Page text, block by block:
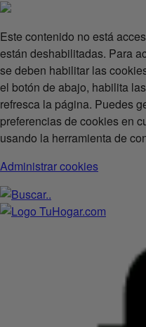
Este contenido no está
están deshabilitadas. Para
se deben habilitar las
el botón de abajo, habilita
refresca la página. Puedes
preferencias de cookies en
usando la herramienta de
Administrar cookies